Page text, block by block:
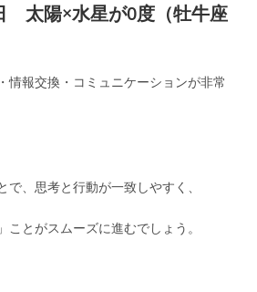
太陽×水星が0度（牡牛座
情報交換・コミュニケーションが非常
で、思考と行動が一致しやすく、
ことがスムーズに進むでしょう。